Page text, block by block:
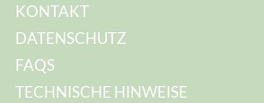
KONTAKT
DATENSCHUTZ
FAQS
TECHNISCHE HINWEISE